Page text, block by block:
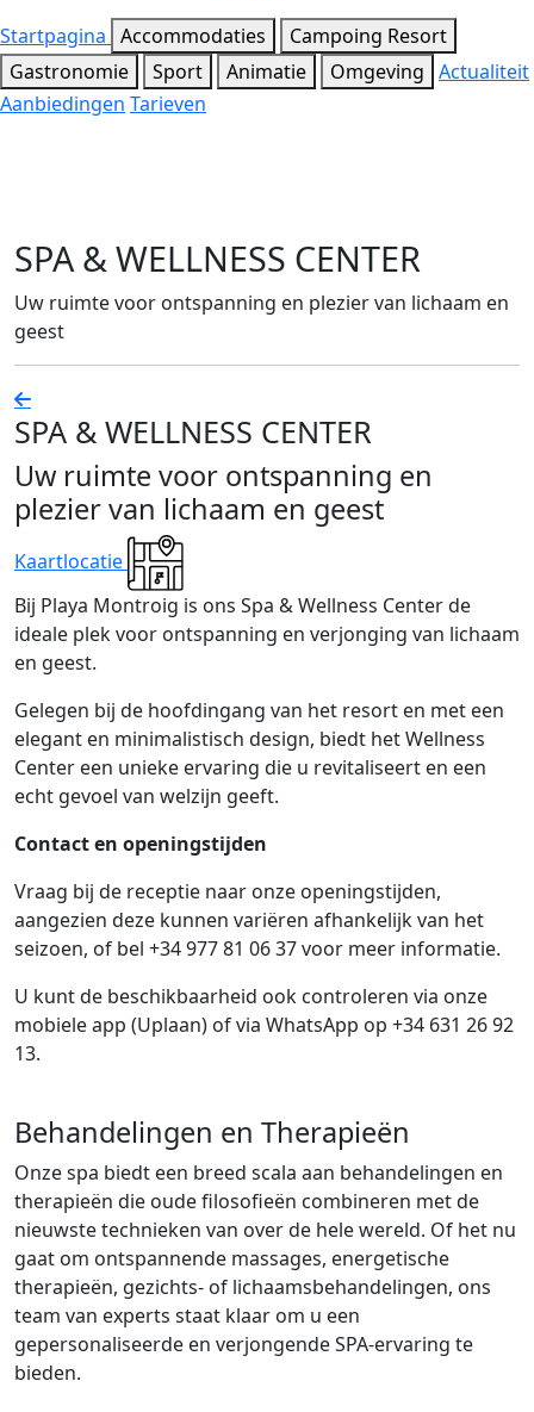
Startpagina Accommodaties
Campoing Resort
Gastronomie
Sport Animatie Omgeving Actualiteit
Aanbiedingen Tarieven
SPA & WELLNESS CENTER
Uw ruimte voor ontspanning en plezier van lichaam en
geest
SPA & WELLNESS CENTER
Uw ruimte voor ontspanning en
plezier van lichaam en geest
Kaartlocatie
Bij Playa Montroig is ons Spa & Wellness Center de
ideale plek voor ontspanning en verjonging van lichaam
en geest.
Gelegen bij de hoofdingang van het resort en met een
elegant en minimalistisch design, biedt het Wellness
Center een unieke ervaring die u revitaliseert en een
echt gevoel van welzijn geeft.
Contact en openingstijden
Vraag bij de receptie naar onze openingstijden,
aangezien deze kunnen variëren afhankelijk van het
seizoen, of bel +34 977 81 06 37 voor meer informatie.
U kunt de beschikbaarheid ook controleren via onze
mobiele app (Uplaan) of via WhatsApp op +34 631 26 92
13.
Behandelingen en Therapieën
Onze spa biedt een breed scala aan behandelingen en
therapieën die oude filosofieën combineren met de
nieuwste technieken van over de hele wereld. Of het nu
gaat om ontspannende massages, energetische
therapieën, gezichts- of lichaamsbehandelingen, ons
team van experts staat klaar om u een
gepersonaliseerde en verjongende SPA-ervaring te
bieden.